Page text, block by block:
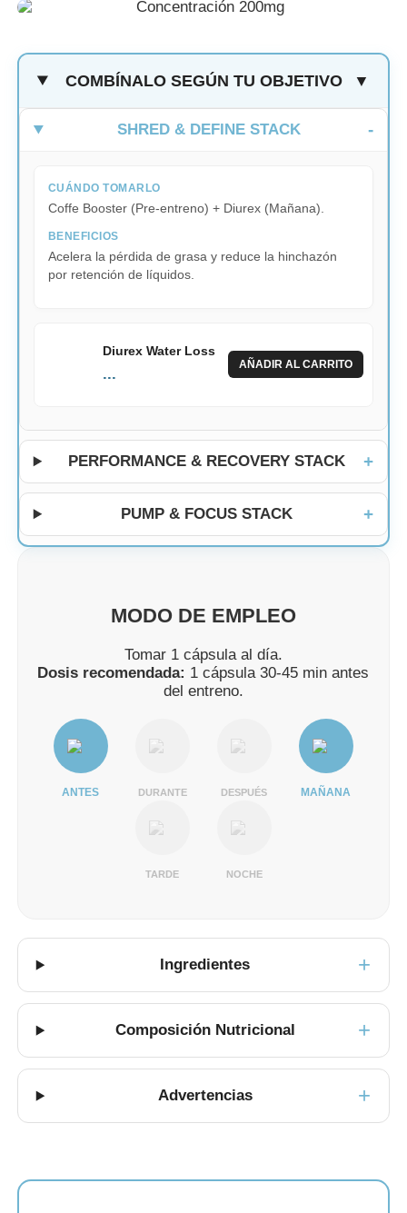
MODO DE EMPLEO
Tomar 1 cápsula al día.
Dosis recomendada: 1 cápsula 30-45 min antes
del entreno.
ANTES DURANTE DESPUÉS MAÑANA
TARDE NOCHE
Ingredientes
Composición Nutricional
Advertencias
COMBÍNALO SEGÚN TU OBJETIVO ▼
SHRED & DEFINE STACK
CUÁNDO TOMARLO
Coffe Booster (Pre-entreno) + Diurex (Mañana).
BENEFICIOS
Acelera la pérdida de grasa y reduce la hinchazón
por retención de líquidos.
Diurex Water Loss
...
AÑADIR AL CARRITO
PERFORMANCE & RECOVERY STACK
PUMP & FOCUS STACK